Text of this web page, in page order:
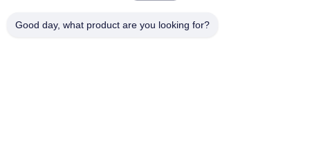
Good day, what product are you looking for?